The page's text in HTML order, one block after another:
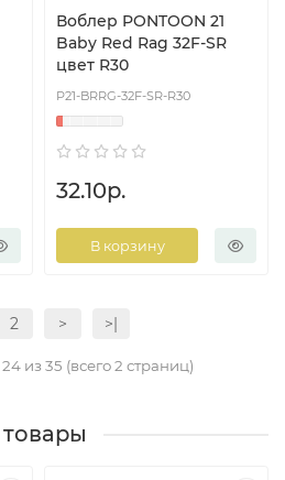
Воблер PONTOON 21
Baby Red Rag 32F-SR
цвет R30
P21-BRRG-32F-SR-R30
32.10р.
В корзину
2 > >|
из 35 (всего 2 страниц)